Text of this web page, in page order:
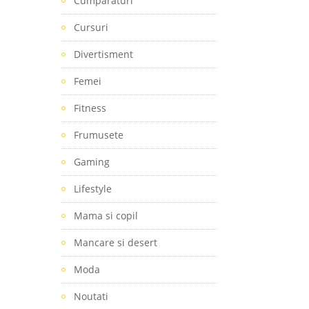
Cursuri
Divertisment
Femei
Fitness
Frumusete
Gaming
Lifestyle
Mama si copil
Mancare si desert
Moda
Noutati